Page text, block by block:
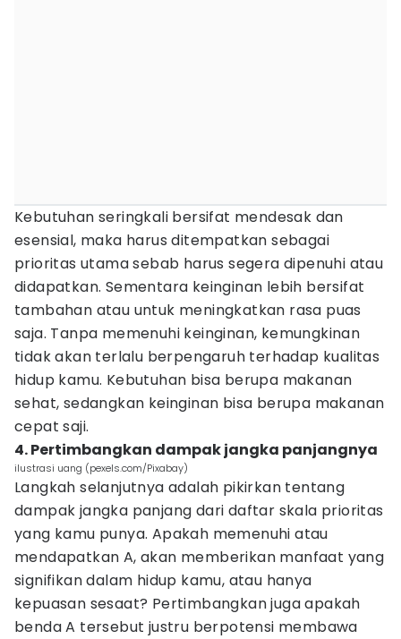
Kebutuhan seringkali bersifat mendesak dan
esensial, maka harus ditempatkan sebagai
prioritas utama sebab harus segera dipenuhi atau
didapatkan. Sementara keinginan lebih bersifat
tambahan atau untuk meningkatkan rasa puas
saja. Tanpa memenuhi keinginan, kemungkinan
tidak akan terlalu berpengaruh terhadap kualitas
hidup kamu. Kebutuhan bisa berupa makanan
sehat, sedangkan keinginan bisa berupa makanan
cepat saji.
4. Pertimbangkan dampak jangka panjangnya
ilustrasi uang (pexels.com/Pixabay)
Langkah selanjutnya adalah pikirkan tentang
dampak jangka panjang dari daftar skala prioritas
yang kamu punya. Apakah memenuhi atau
mendapatkan A, akan memberikan manfaat yang
signifikan dalam hidup kamu, atau hanya
kepuasan sesaat? Pertimbangkan juga apakah
benda A tersebut justru berpotensi membawa